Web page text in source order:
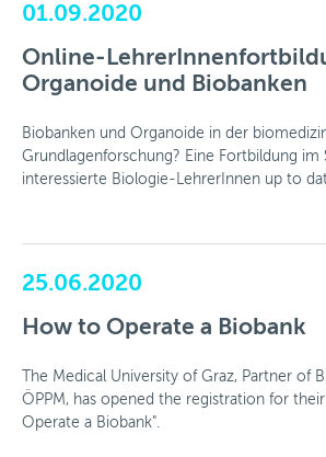
01.09.2020
Online-
Organoide und Biobanken
Biobanken und Organoide in der
Grundlagenforschung? Eine Fortbildung im
interessierte Biologie-LehrerInnen up to
25.06.2020
How to Operate a Biobank
The Medical University of Graz, Partner of
ÖPPM, has opened the registration for
Operate a Biobank".